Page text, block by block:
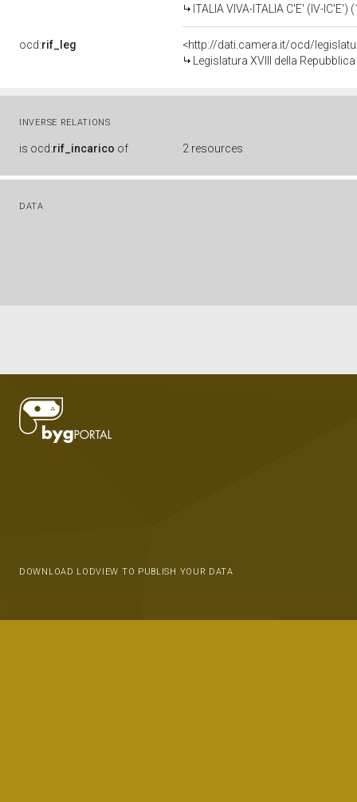
ITALIA VIVA-ITALIA C'E' (IV-IC'E')
ocd:rif_leg
<http://dati.camera.it/ocd/
Legislatura XVIII della
INVERSE RELATIONS
is ocd:rif_incarico of 2 resources
DATA
DOWNLOAD LODVIEW TO PUBLISH YOUR DATA